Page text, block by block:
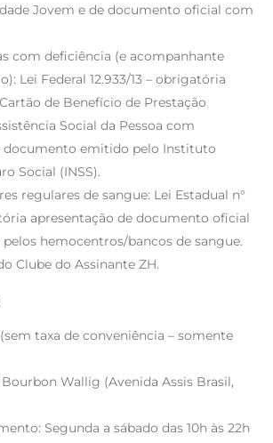
Jovem e de documento oficial com
com deficiência (e acompanhante
Lei Federal 12.933/13 – obrigatória
de Benefício de Prestação
Social da Pessoa com
documento emitido pelo Instituto
Social (INSS).
regulares de sangue: Lei Estadual n°
apresentação de documento oficial
hemocentros/bancos de sangue.
Clube do Assinante ZH.
taxa de conveniência – somente
Wallig (Avenida Assis Brasil,
Segunda a sábado das 10h às 22h